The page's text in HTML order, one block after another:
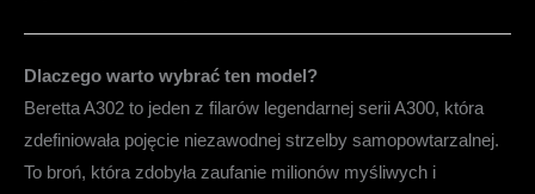
Dlaczego warto wybrać ten model?
Beretta A302 to jeden z filarów legendarnej serii A300, która
zdefiniowała pojęcie niezawodnej strzelby samopowtarzalnej.
To broń, która zdobyła zaufanie milionów myśliwych i